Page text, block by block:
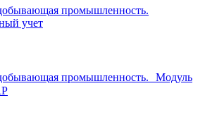
промышленность.
учет
промышленность. Модуль